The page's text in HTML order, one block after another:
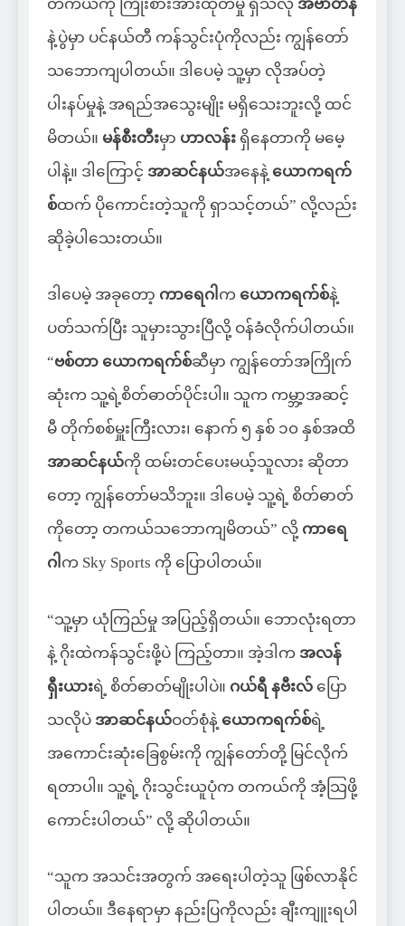
တကယ်ကို ကြိုးစားအားထုတ်မှု ရှိသလို အဲဗာတန်
နဲ့ပွဲမှာ ပင်နယ်တီ ကန်သွင်းပုံကိုလည်း ကျွန်တော်
သဘောကျပါတယ်။ ဒါပေမဲ့ သူ့မှာ လိုအပ်တဲ့
ပါးနပ်မှုနဲ့ အရည်အသွေးမျိုး မရှိသေးဘူးလို့ ထင်
မိတယ်။ မန်စီးတီးမှာ ဟာလန်း ရှိနေတာကို မမေ့
ပါနဲ့။ ဒါကြောင့် အာဆင်နယ်အနေနဲ့ ယောကရက်
စ်ထက် ပိုကောင်းတဲ့သူကို ရှာသင့်တယ်” လို့လည်း
ဆိုခဲ့ပါသေးတယ်။
ဒါပေမဲ့ အခုတော့ ကာရေဂါ က ယောကရက်စ်နဲ့
ပတ်သက်ပြီး သူမှားသွားပြီလို့ ဝန်ခံလိုက်ပါတယ်။
“ဗစ်တာ ယောကရက်စ်ဆီမှာ ကျွန်တော်အကြိုက်
ဆုံးက သူ့ရဲ့စိတ်ဓာတ်ပိုင်းပါ။ သူက ကမ္ဘာ့အဆင့်
မီ တိုက်စစ်မှူးကြီးလား၊ နောက် ၅ နှစ် ၁၀ နှစ်အထိ
အာဆင်နယ်ကို ထမ်းတင်ပေးမယ့်သူလား ဆိုတာ
တော့ ကျွန်တော်မသိဘူး။ ဒါပေမဲ့ သူ့ရဲ့ စိတ်ဓာတ်
ကိုတော့ တကယ်သဘောကျမိတယ်” လို့ ကာရေ
ဂါ က Sky Sports ကို ပြောပါတယ်။
“သူ့မှာ ယုံကြည်မှု အပြည့်ရှိတယ်။ ဘောလုံးရတာ
နဲ့ ဂိုးထဲကန်သွင်းဖို့ပဲ ကြည့်တာ။ အဲ့ဒါက အလန်
ရှီးယားရဲ့ စိတ်ဓာတ်မျိုးပါပဲ။ ဂယ်ရီ နဗီးလ် ပြော
သလိုပဲ အာဆင်နယ်ဝတ်စုံနဲ့ ယောကရက်စ်ရဲ့
အကောင်းဆုံးခြေစွမ်းကို ကျွန်တော်တို့ မြင်လိုက်
ရတာပါ။ သူ့ရဲ့ ဂိုးသွင်းယူပုံက တကယ်ကို အံ့သြဖို့
ကောင်းပါတယ်” လို့ ဆိုပါတယ်။
“သူက အသင်းအတွက် အရေးပါတဲ့သူ ဖြစ်လာနိုင်
ပါတယ်။ ဒီနေရာမှာ နည်းပြကိုလည်း ချီးကျူးရပါ